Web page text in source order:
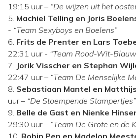
19:15 uur – “De wijzen uit het
5. Machiel Telling en Joris
- “Team Sexyboys en Boelens”
6. Frits de Prenter en Lars
22:31 uur - “Team Rood-Wit-
7. Jorik Visscher en Stephan
22:47 uur – “Team De Menselijke
8. Sebastiaan Mantel en
uur – “De Stoempende Stampertjes”
9. Belle de Gast en Nienke
29:30 uur – “Team De Grote en de
10. Robin Pen en Madelon